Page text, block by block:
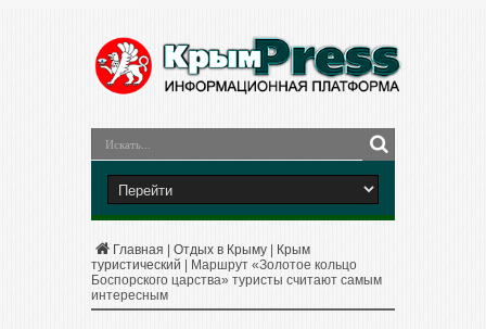
Главная Отдых в Крыму
Крым
туристический
Маршрут «Золотое кольцо
Боспорского царства» туристы считают самым
интересным